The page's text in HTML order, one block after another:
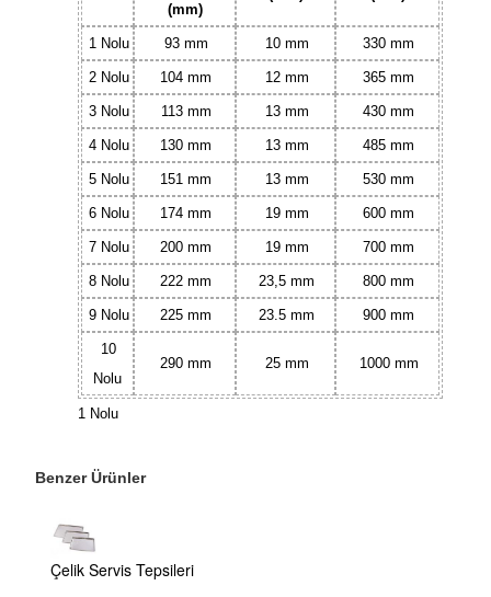
(mm)
1 Nolu 93 mm 10 mm 330 mm
2 Nolu 104 mm 12 mm 365 mm
3 Nolu 113 mm 13 mm 430 mm
4 Nolu 130 mm 13 mm 485 mm
5 Nolu 151 mm 13 mm 530 mm
6 Nolu 174 mm 19 mm 600 mm
7 Nolu 200 mm 19 mm 700 mm
8 Nolu 222 mm 23,5 mm 800 mm
9 Nolu 225 mm 23.5 mm 900 mm
10
Nolu
290 mm 25 mm 1000 mm
1 Nolu
Benzer Ürünler
Çelik Servis Tepsileri